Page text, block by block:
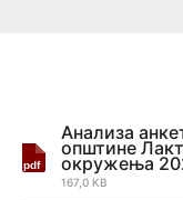
Aнализа
општине
окружења
167,0 KB